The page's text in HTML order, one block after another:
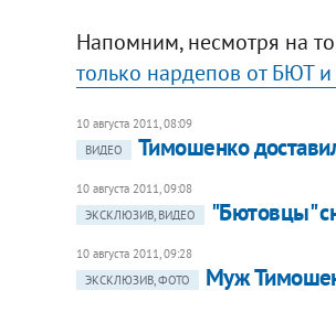
Напомним, несмотря на
только нардепов от БЮТ
10 августа 2011, 08:09
ВИДЕО
Тимошенко
10 августа 2011, 09:08
ЭКСКЛЮЗИВ, ВИДЕО
"Бютовцы"
10 августа 2011, 09:28
ЭКСКЛЮЗИВ, ФОТО
Муж